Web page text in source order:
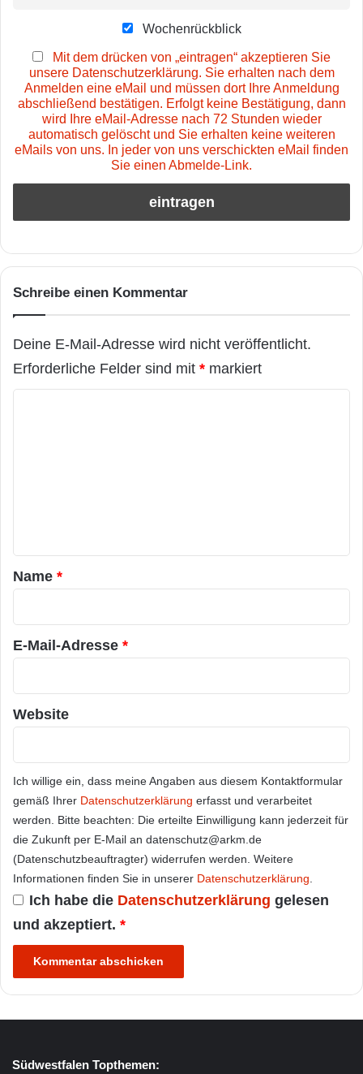
Wochenrückblick
Mit dem drücken von „eintragen“ akzeptieren Sie
unsere Datenschutzerklärung. Sie erhalten nach dem
Anmelden eine eMail und müssen dort Ihre Anmeldung
abschließend bestätigen. Erfolgt keine Bestätigung, dann
wird Ihre eMail-Adresse nach 72 Stunden wieder
automatisch gelöscht und Sie erhalten keine weiteren
eMails von uns. In jeder von uns verschickten eMail finden
Sie einen Abmelde-Link.
Schreibe einen Kommentar
Deine E-Mail-Adresse wird nicht veröffentlicht.
Erforderliche Felder sind mit * markiert
a
r
*
Name *
E-Mail-Adresse *
Website
Ich willige ein, dass meine Angaben aus diesem Kontaktformular
gemäß Ihrer Datenschutzerklärung erfasst und verarbeitet
werden. Bitte beachten: Die erteilte Einwilligung kann jederzeit für
die Zukunft per E-Mail an datenschutz@arkm.de
(Datenschutzbeauftragter) widerrufen werden. Weitere
Informationen finden Sie in unserer Datenschutzerklärung
Ich habe die Datenschutzerklärung gelesen
und akzeptiert. *
Südwestfalen Topthemen: